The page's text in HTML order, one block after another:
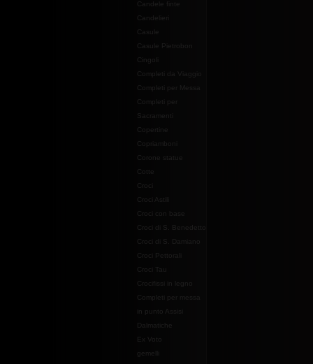
Candele finte
Candelieri
Casule
Casule Pietrobon
Cingoli
Completi da Viaggio
Completi per Messa
Completi per
Sacramenti
Copertine
Copriamboni
Corone statue
Cotte
Croci
Croci Astili
Croci con base
Croci di S. Benedetto
Croci di S. Damiano
Croci Pettorali
Croci Tau
Crocifissi in legno
Completi per messa
in punto Assisi
Dalmatiche
Ex Voto
gemelli